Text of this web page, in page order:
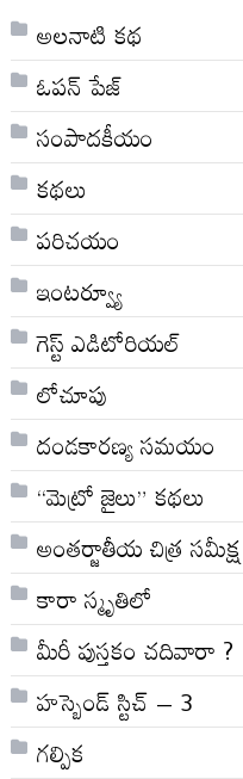
అల‌నాటి క‌థ‌
ఓపన్ పేజ్
సంపాదకీయం
కథలు
పరిచయం
ఇంటర్వ్యూ
గెస్ట్ ఎడిటోరియల్
లోచూపు
దండకారణ్య సమయం
“మెట్రో జైలు” కథలు
అంతర్జాతీయ చిత్ర సమీక్ష
కారా స్మృతిలో
మీరీ పుస్తకం చదివారా ?
హస్బెండ్ స్టిచ్ – 3
గల్పిక